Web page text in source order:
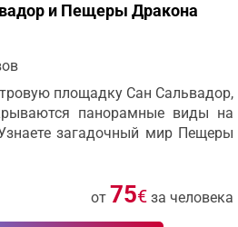
и Пещеры Дракона
площадку Сан Сальвадор,
панорамные виды на
загадочный мир Пещеры
от 75€ за человека